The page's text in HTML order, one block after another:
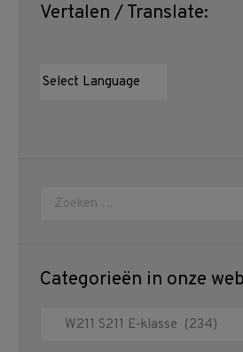
Vertalen / Translate:
Zoeken:
Categorieën in onze